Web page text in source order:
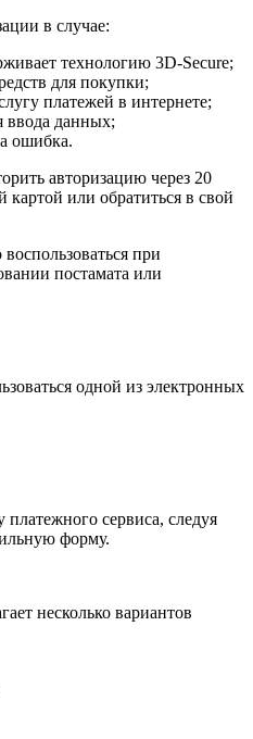
в случае:
технологию 3D-Secure;
для покупки;
платежей в интернете;
ввода данных;
ошибка.
авторизацию через 20
картой или обратиться в свой
при
постамата или
одной из электронных
сервиса, следуя
форму.
несколько вариантов